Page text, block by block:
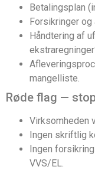
Betalingsplan
Forsikringer
Håndtering af
mangelliste.
Røde flag —
Virksomheden
Ingen skriftlig
Ingen
VVS/EL.